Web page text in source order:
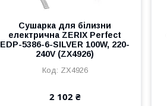
Сушарка для білизни
електрична ZERIX Perfect
EDP-5386-6-SILVER 100W, 220-
240V (ZX4926)
ZX4926
2 102 ₴